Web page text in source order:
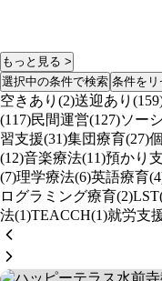
もっと見る >
選択中の条件で検索 条件をリ
空きあり(2)送迎あり
(117)民間運営(127)ソー
習支援(31)集団療育(27)
(12)音楽療法(11)預かり
(7)理学療法(6)英語療育
ログラミング療育(2)
法(1)TEACCH(1)就労支